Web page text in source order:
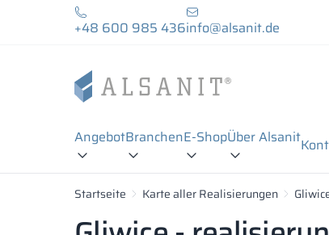
+48 600 985 436info@alsanit.de
AngebotBranchenE-ShopÜber Alsanit
Startseite Karte aller Realisierungen